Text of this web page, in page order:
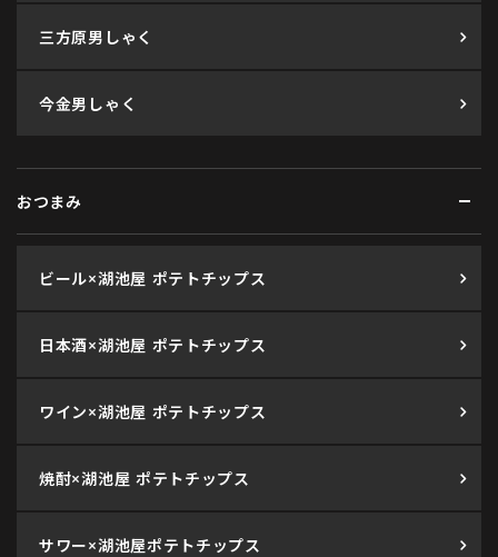
三方原男しゃく
今金男しゃく
おつまみ
ビール×湖池屋 ポテトチップス
日本酒×湖池屋 ポテトチップス
ワイン×湖池屋 ポテトチップス
焼酎×湖池屋 ポテトチップス
サワー×湖池屋ポテトチップス